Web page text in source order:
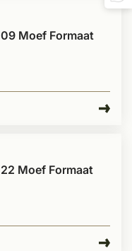
Moef Formaat
Moef Formaat